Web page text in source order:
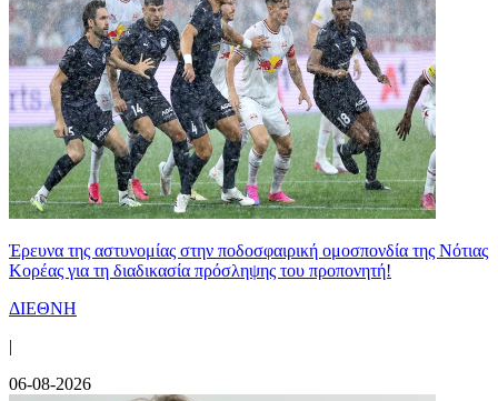
Έρευνα της αστυνομίας στην ποδοσφαιρική ομοσπονδία της Νότιας
Κορέας για τη διαδικασία πρόσληψης του προπονητή!
ΔΙΕΘΝΗ
|
06-08-2026